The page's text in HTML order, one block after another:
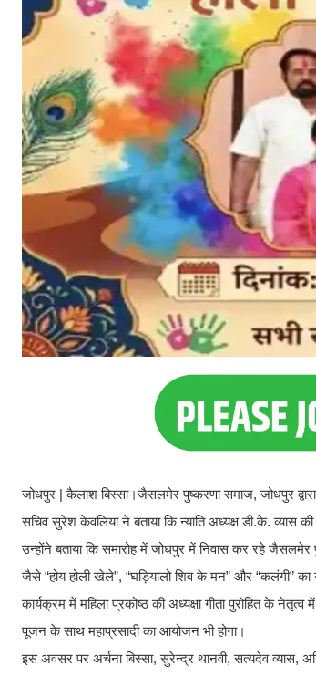
जोधपुर | कैलाश बिस्सा।जैसलमेर पुष्करणा समाज, जोधपुर
सचिव सुरेश केवलिया ने बताया कि न्याति अध्यक्ष डी.के. व्यास
उन्होंने बताया कि समारोह में जोधपुर में निवास कर रहे
जैसे “होय होली खेले”, “घड़ियालो शिव के मन” और “कलंगी”
कार्यक्रम में महिला प्रकोष्ठ की अध्यक्षा गीता पुरोहित के
पूजन के साथ महाप्रसादी का आयोजन भी होगा।
इस अवसर पर अर्चना बिस्सा, सुरेन्द्र थानवी, सत्यदेव व्यास,